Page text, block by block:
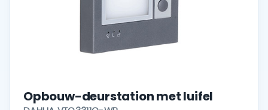
Opbouw-deurstation met luifel